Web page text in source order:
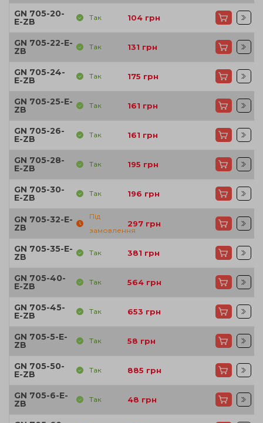
GN 705-20-
E-ZB Так 104 грн
GN 705-22-E-
ZB Так 131 грн
GN 705-24-
E-ZB Так 175 грн
GN 705-25-E-
ZB Так 161 грн
GN 705-26-
E-ZB Так 161 грн
GN 705-28-
E-ZB Так 195 грн
GN 705-30-
E-ZB Так 196 грн
GN 705-32-E-
ZB
Під
замовлення
297 грн
GN 705-35-E-
ZB Так 381 грн
GN 705-40-
E-ZB Так 564 грн
GN 705-45-
E-ZB Так 653 грн
GN 705-5-E-
ZB Так 58 грн
GN 705-50-
E-ZB Так 885 грн
GN 705-6-E-
ZB Так 48 грн